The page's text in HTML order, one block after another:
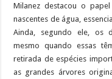
Milanez destacou o
nascentes de água,
Ainda, segundo ele, os
mesmo quando essas
retirada de espécies
as grandes árvores